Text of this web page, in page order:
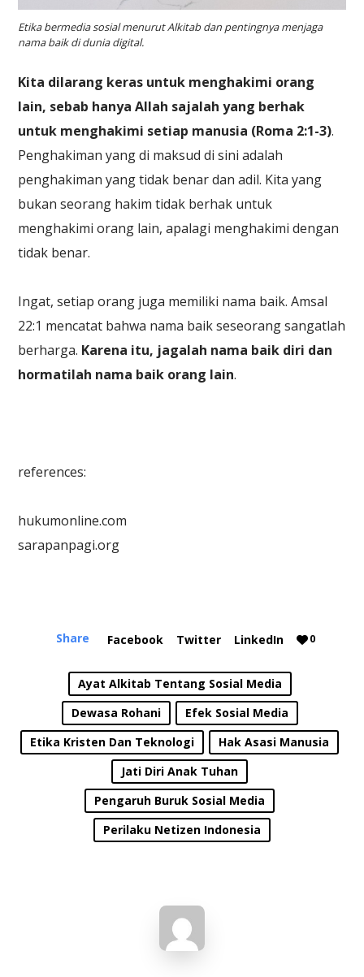
Etika bermedia sosial menurut Alkitab dan pentingnya menjaga
nama baik di dunia digital.
Kita dilarang keras untuk menghakimi orang
lain, sebab hanya Allah sajalah yang berhak
untuk menghakimi setiap manusia (Roma 2:1-3).
Penghakiman yang di maksud di sini adalah
penghakiman yang tidak benar dan adil. Kita yang
bukan seorang hakim tidak berhak untuk
menghakimi orang lain, apalagi menghakimi dengan
tidak benar.
Ingat, setiap orang juga memiliki nama baik. Amsal
22:1 mencatat bahwa nama baik seseorang sangatlah
berharga. Karena itu, jagalah nama baik diri dan
hormatilah nama baik orang lain.
references:
hukumonline.com
sarapanpagi.org
Share Facebook Twitter LinkedIn 0
Ayat Alkitab Tentang Sosial Media
Dewasa Rohani
Efek Sosial Media
Etika Kristen Dan Teknologi
Hak Asasi Manusia
Jati Diri Anak Tuhan
Pengaruh Buruk Sosial Media
Perilaku Netizen Indonesia